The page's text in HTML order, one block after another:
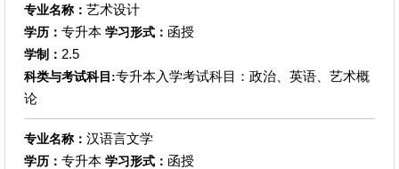
专业名称： 艺术设计
学历： 专升本 学习形式： 函授
学制： 2.5
科类与考试科目:专升本入学考试科目：政治、英语、艺术概
论
专业名称： 汉语言文学
学历： 专升本 学习形式： 函授